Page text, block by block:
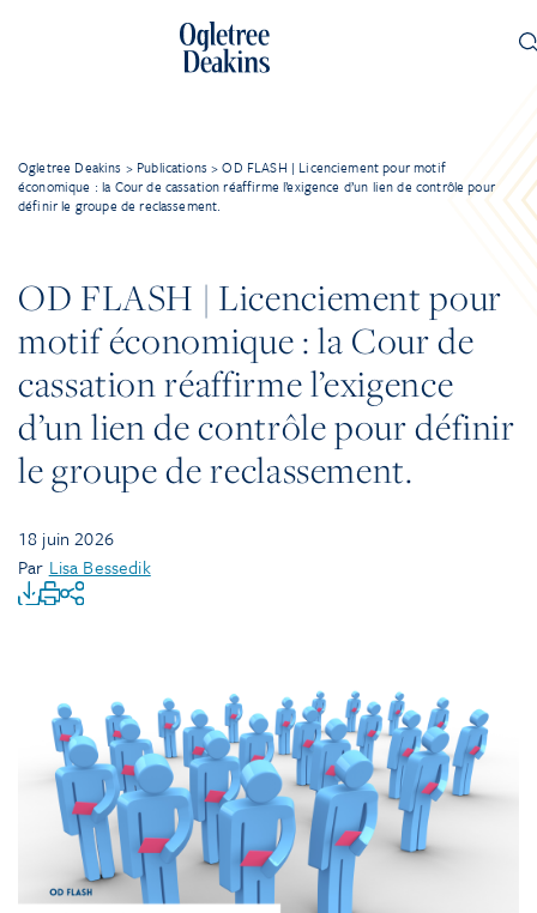
Ogletree Deakins > Publications >OD FLASH | Licenciement pour motif
économique : la Cour de cassation réaffirme l’exigence d’un lien de contrôle pour
définir le groupe de reclassement.
OD FLASH | Licenciement pour
motif économique : la Cour de
cassation réaffirme l’exigence
d’un lien de contrôle pour définir
le groupe de reclassement.
18 juin 2026
Par Lisa Bessedik